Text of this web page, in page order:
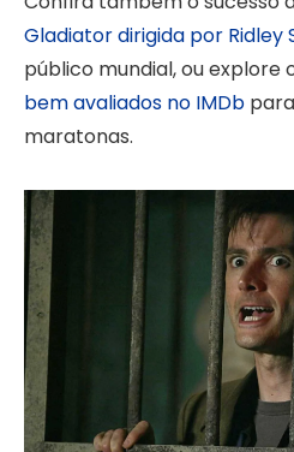
Gladiator dirigida por Ridley
público mundial, ou explore
bem avaliados no IMDb
maratonas.